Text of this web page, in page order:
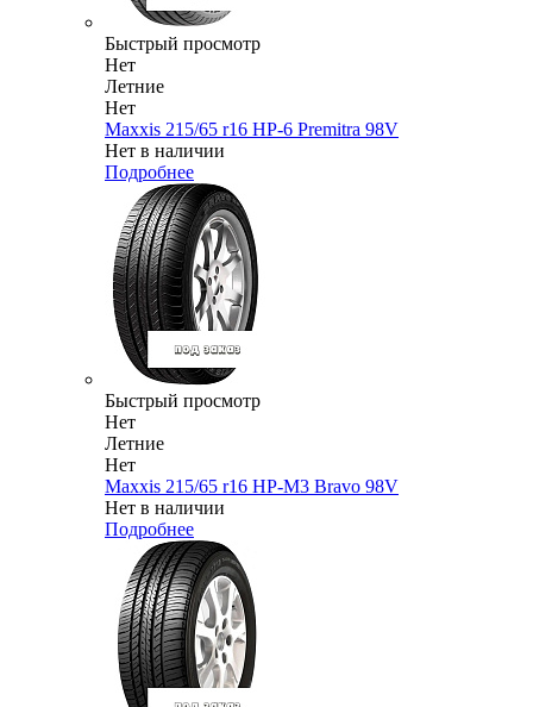
Быстрый просмотр
Нет
Летние
Нет
Maxxis 215/65 r16 HP-6 Premitra 98V
Нет в наличии
Подробнее
Быстрый просмотр
Нет
Летние
Нет
Maxxis 215/65 r16 HP-M3 Bravo 98V
Нет в наличии
Подробнее